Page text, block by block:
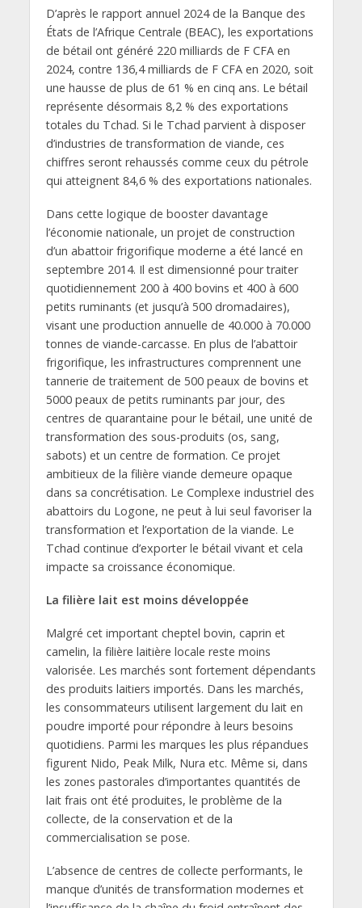
D’après le rapport annuel 2024 de la Banque des
États de l’Afrique Centrale (BEAC), les exportations
de bétail ont généré 220 milliards de F CFA en
2024, contre 136,4 milliards de F CFA en 2020, soit
une hausse de plus de 61 % en cinq ans. Le bétail
représente désormais 8,2 % des exportations
totales du Tchad. Si le Tchad parvient à disposer
d’industries de transformation de viande, ces
chiffres seront rehaussés comme ceux du pétrole
qui atteignent 84,6 % des exportations nationales.
Dans cette logique de booster davantage
l’économie nationale, un projet de construction
d’un abattoir frigorifique moderne a été lancé en
septembre 2014. Il est dimensionné pour traiter
quotidiennement 200 à 400 bovins et 400 à 600
petits ruminants (et jusqu’à 500 dromadaires),
visant une production annuelle de 40.000 à 70.000
tonnes de viande-carcasse. En plus de l’abattoir
frigorifique, les infrastructures comprennent une
tannerie de traitement de 500 peaux de bovins et
5000 peaux de petits ruminants par jour, des
centres de quarantaine pour le bétail, une unité de
transformation des sous-produits (os, sang,
sabots) et un centre de formation. Ce projet
ambitieux de la filière viande demeure opaque
dans sa concrétisation. Le Complexe industriel des
abattoirs du Logone, ne peut à lui seul favoriser la
transformation et l’exportation de la viande. Le
Tchad continue d’exporter le bétail vivant et cela
impacte sa croissance économique.
La filière lait est moins développée
Malgré cet important cheptel bovin, caprin et
camelin, la filière laitière locale reste moins
valorisée. Les marchés sont fortement dépendants
des produits laitiers importés. Dans les marchés,
les consommateurs utilisent largement du lait en
poudre importé pour répondre à leurs besoins
quotidiens. Parmi les marques les plus répandues
figurent Nido, Peak Milk, Nura etc. Même si, dans
les zones pastorales d’importantes quantités de
lait frais ont été produites, le problème de la
collecte, de la conservation et de la
commercialisation se pose.
L’absence de centres de collecte performants, le
manque d’unités de transformation modernes et